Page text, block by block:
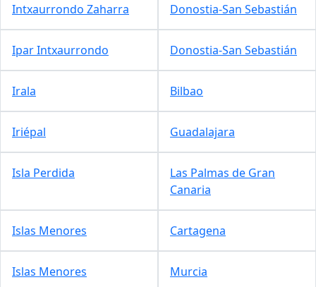
Intxaurrondo Zaharra Donostia-San Sebastián
Ipar Intxaurrondo Donostia-San Sebastián
Irala Bilbao
Iriépal Guadalajara
Isla Perdida
Las Palmas de Gran
Canaria
Islas Menores Cartagena
Islas Menores Murcia